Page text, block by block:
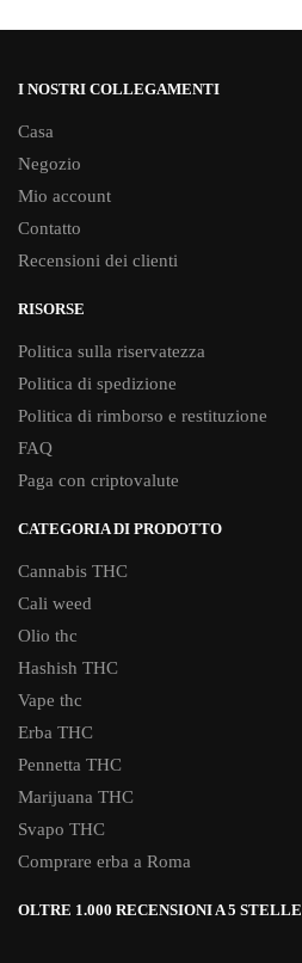
I NOSTRI COLLEGAMENTI
Casa
Negozio
Mio account
Contatto
Recensioni dei clienti
RISORSE
Politica sulla riservatezza
Politica di spedizione
Politica di rimborso e restituzione
FAQ
Paga con criptovalute
CATEGORIA DI PRODOTTO
Cannabis THC
Cali weed
Olio thc
Hashish THC
Vape thc
Erba THC
Pennetta THC
Marijuana THC
Svapo THC
Comprare erba a Roma
OLTRE 1.000 RECENSIONI A 5 STELLE